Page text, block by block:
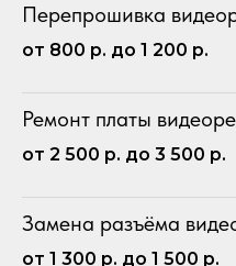
Перепрошивка
от 800 р. до 1 200 р.
Ремонт платы
от 2 500 р. до 3 500 р.
Замена разъёма
от 1 300 р. до 1 500 р.